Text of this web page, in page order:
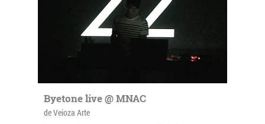
Byetone live @ MNAC
de Veioza Arte